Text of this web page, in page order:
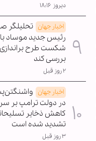
دیروز ۱۸:۱۶
اخبار جهان تحلیلگر
رئیس جدید موساد
شکست طرح براندازی
بررسی کند
۲ روز قبل
اخبار جهان
در دولت ترامپ بر
کاهش ذخایر
تشدید شده است
۳ روز قبل